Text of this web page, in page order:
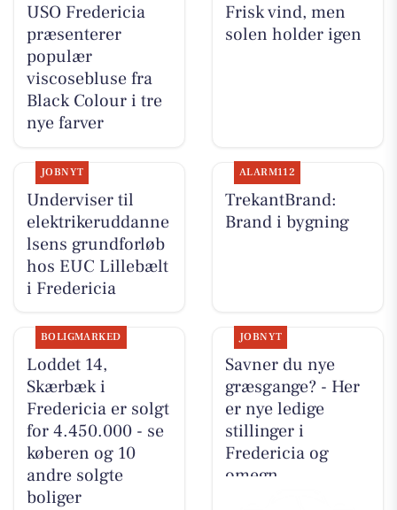
USO Fredericia
præsenterer
populær
viscosebluse fra
Black Colour i tre
nye farver
Frisk vind, men
solen holder igen
JOBNYT
Underviser til
elektrikeruddanne
lsens grundforløb
hos EUC Lillebælt
i Fredericia
ALARM112
TrekantBrand:
Brand i bygning
BOLIGMARKED
Loddet 14,
Skærbæk i
Fredericia er solgt
for 4.450.000 - se
køberen og 10
andre solgte
boliger
JOBNYT
Savner du nye
græsgange? - Her
er nye ledige
stillinger i
Fredericia og
omegn